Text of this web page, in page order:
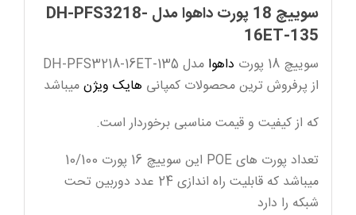
سوییچ 18 پورت داهوا مدل DH-PFS3218-
16ET-135
سوییچ 18 پورت داهوا
مدل DH-PFS3218-16ET-135
از پرفروش ترین محصولات کمپانی هایک ویژنمیباشد
که از کیفیت و قیمت مناسبی برخوردار است.
تعداد پورت های POE این سوییچ 16 پورت 10/100
میباشد که قابلیت راه اندازی 24 عدد دوربین تحت
شبکه را دارد